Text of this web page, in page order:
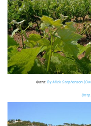
Фото: By Mick Stephenson